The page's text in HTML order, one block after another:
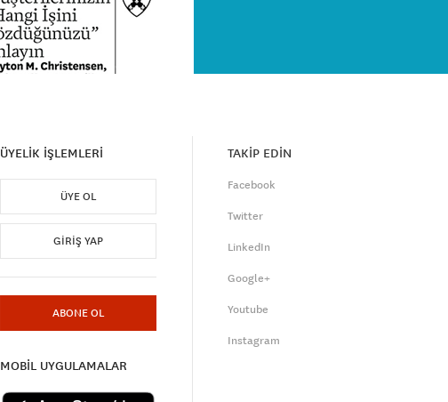
ÜYELİK İŞLEMLERİ
ÜYE OL
GIRIŞ YAP
ABONE OL
MOBİL UYGULAMALAR
TAKİP EDİN
Facebook
Twitter
LinkedIn
Google+
Youtube
Instagram